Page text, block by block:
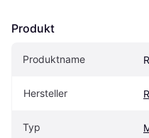
Produkt
Produktname
Hersteller
Typ